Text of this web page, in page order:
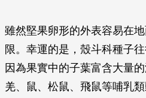
雖然堅果卵形的外表容易在
限。幸運的是，殼斗科種子
因為果實中的子葉富含大量
羌、鼠、松鼠、飛鼠等哺乳